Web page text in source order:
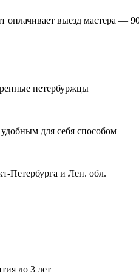
оплачивает выезд мастера —
петербуржцы
для себя способом
Петербурга и Лен. обл.
до 3 лет